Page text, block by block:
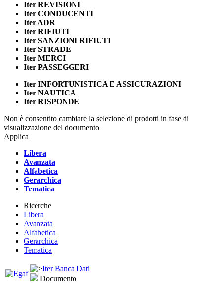
Iter REVISIONI
Iter CONDUCENTI
Iter ADR
Iter RIFIUTI
Iter SANZIONI RIFIUTI
Iter STRADE
Iter MERCI
Iter PASSEGGERI
Iter INFORTUNISTICA E ASSICURAZIONI
Iter NAUTICA
Iter RISPONDE
Non è consentito cambiare la selezione di prodotti in fase di
visualizzazione del documento
Applica
Libera
Avanzata
Alfabetica
Gerarchica
Tematica
Ricerche
Libera
Avanzata
Alfabetica
Gerarchica
Tematica
Iter Banca Dati
Documento